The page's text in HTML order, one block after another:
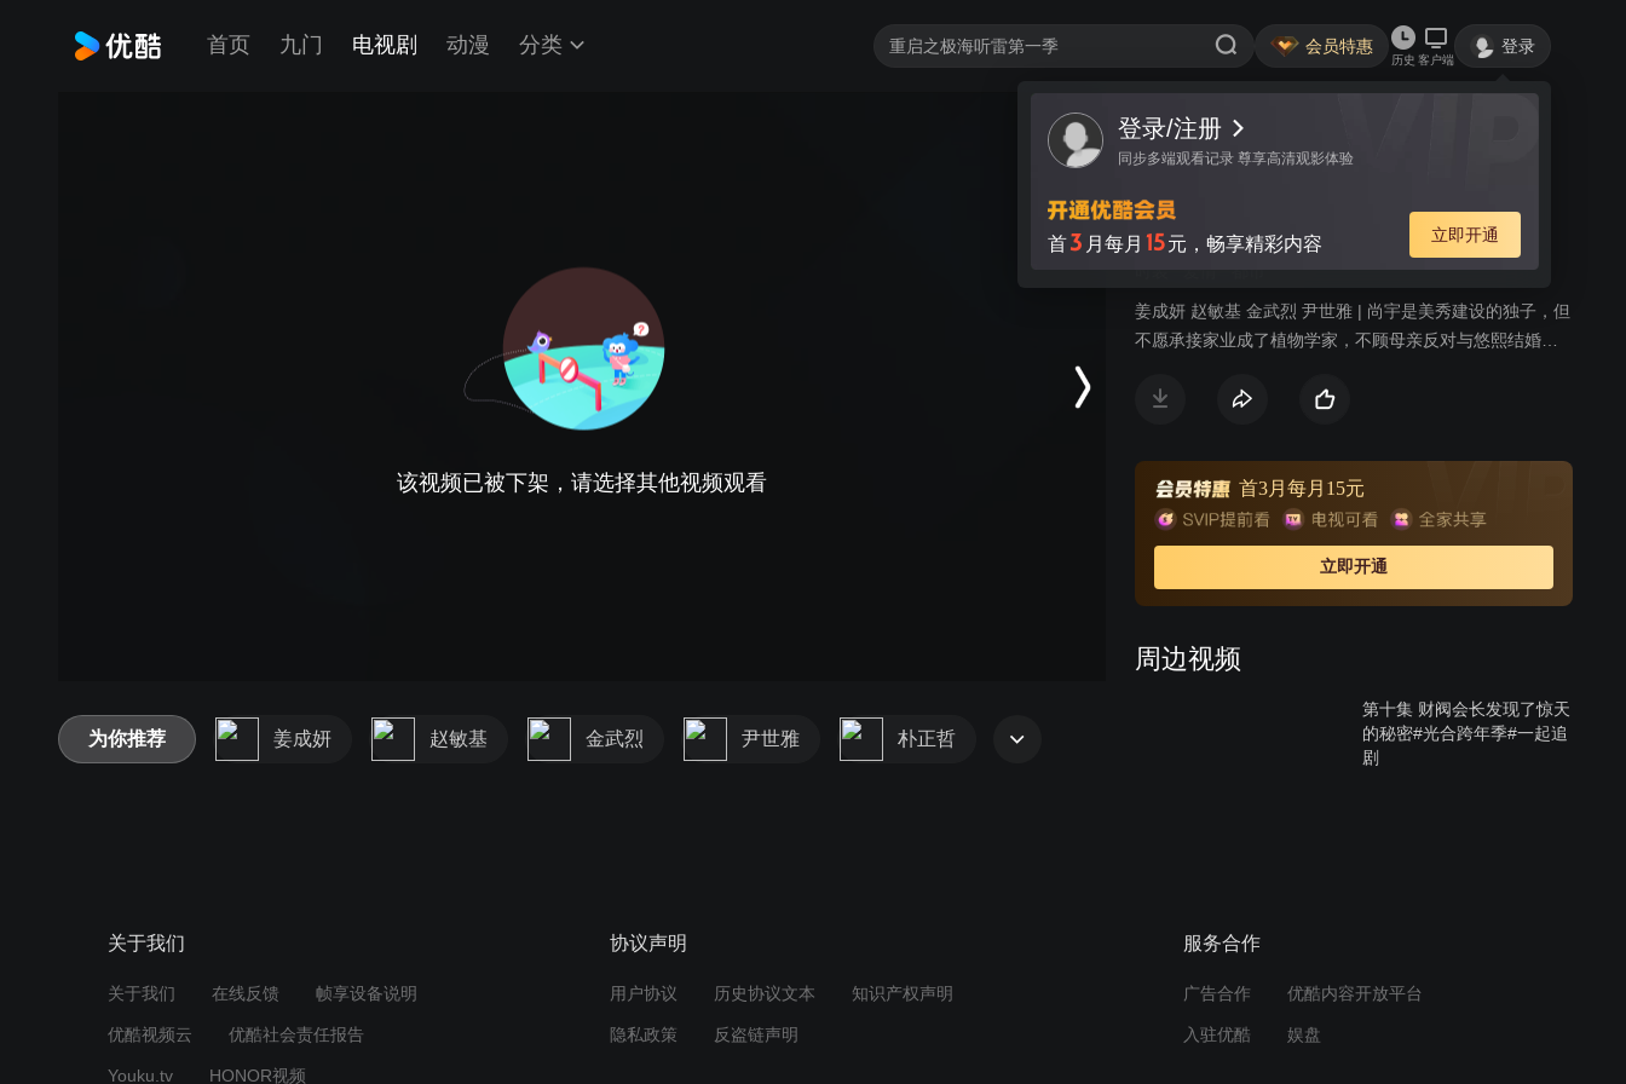
首页 九门 电视剧 动漫 分类 会员特惠
历史 客户端
登录
登录/注册
同步多端观看记录 尊享高清观影体验
首3 月每月 15元，畅享精彩内容 立即开通
该视频已被下架，请选择其他视频观看
视频 讨论
妻子归来
都市
姜成妍 赵敏基 金武烈 尹世雅 | 尚宇是美秀建设的独子，但
不愿承接家业成了植物学家，不顾母亲反对与悠熙结婚，
向悠熙提出交换条件，愿意出钱治好哆茵的心脏病，但悠
亲催促两人结婚，从小就被西贤照顾的哆茵也把她当成亲
生母亲；悠熙禁不住感情的纠葛与尚宇偷偷见面，当西贤
知道两人的关系时，受不了打击去找悠熙，失手伤了悠
熙，一直偷偷喜欢悠熙的韩江秀因为与西贤的妹妹交往，
自动帮忙西贤隐瞒事实，让悠熙因此失踪；悠熙的双胞胎
人相貌相似而被西贤误认，悠静借此重返尚宇家想找寻姐
首3月每月15元
立即开通
周边视频
第十集 财阀会长发现了惊天
的秘密#光合跨年季#一起追
剧
死亡的真相#光合跨年季#好
为你推荐 姜成妍 赵敏基 金武烈 尹世雅 朴正哲
关于我们
关于我们 在线反馈 帧享设备说明
优酷视频云 优酷社会责任报告
Youku.tv HONOR视频
协议声明
用户协议 历史协议文本 知识产权声明
隐私政策 反盗链声明
服务合作
广告合作 优酷内容开放平台
入驻优酷 娱盘